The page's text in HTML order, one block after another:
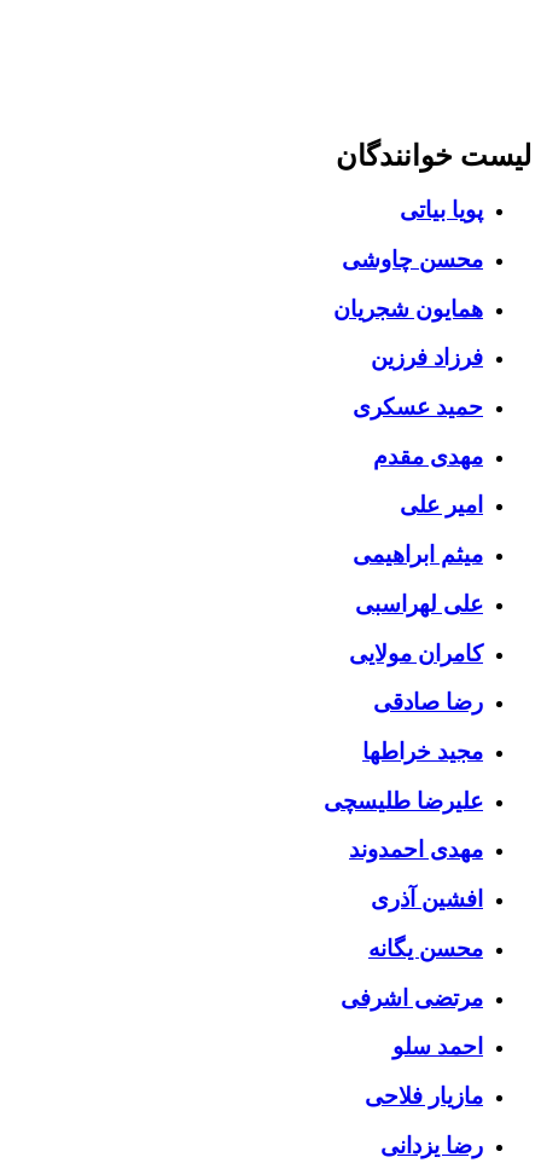
لیست خوانندگان
پویا بیاتی
محسن چاوشی
همایون شجریان
فرزاد فرزین
حمید عسکری
مهدی مقدم
امیر علی
میثم ابراهیمی
علی لهراسبی
کامران مولایی
رضا صادقی
مجید خراطها
علیرضا طلیسچی
مهدی احمدوند
افشین آذری
محسن یگانه
مرتضی اشرفی
احمد سلو
مازیار فلاحی
رضا یزدانی